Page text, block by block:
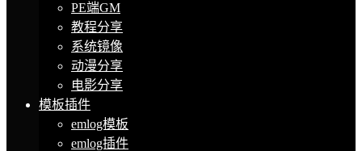
PE端GM
教程分享
系统镜像
动漫分享
电影分享
模板插件
emlog模板
emlog插件